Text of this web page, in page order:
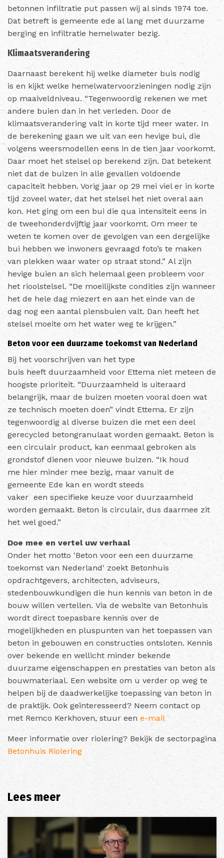
betonnen infiltratie put passen wij al sinds 1974 toe.
Dat betreft is gemeente ede al lang met duurzame
berging en infiltratie hemelwater bezig.
Klimaatsverandering
Daarnaast berekent hij welke diameter buis nodig
is en kijkt welke hemelwatervoorzieningen nodig zijn
op maaiveldniveau. “Tegenwoordig rekenen we met
andere buien dan in het verleden. Door de
klimaatsverandering valt in korte tijd meer water. In
de berekening gaan we uit van een hevige bui, die
volgens weersmodellen eens in de tien jaar voorkomt.
Daar moet het stelsel op berekend zijn. Dat betekent
niet dat de buizen in alle gevallen voldoende
capaciteit hebben. Vorig jaar op 29 mei viel er in korte
tijd zoveel water, dat het stelsel het niet overal aan
kon. Het ging om een bui die qua intensiteit eens in
de tweehonderdvijftig jaar voorkomt. Om meer te
weten te komen over de gevolgen van een dergelijke
bui hebben we inwoners gevraagd foto’s te maken
van plekken waar water op straat stond.” Al zijn
hevige buien an sich helemaal geen probleem voor
het rioolstelsel. “De moeilijkste condities zijn wanneer
het de hele dag miezert en aan het einde van de
dag nog een aantal plensbuien valt. Dan heeft het
stelsel moeite om het water weg te krijgen.”
Beton voor een duurzame toekomst van Nederland
Bij het voorschrijven van het type
buis heeft duurzaamheid voor Ettema niet meteen de
hoogste prioriteit. “Duurzaamheid is uiteraard
belangrijk, maar de buizen moeten vooral doen wat
ze technisch moeten doen” vindt Ettema. Er zijn
tegenwoordig al diverse buizen die met een deel
gerecycled betongranulaat worden gemaakt. Beton is
een circulair product, kan eenmaal gebroken als
grondstof dienen voor nieuwe buizen. “Ik houd
me hier minder mee bezig, maar vanuit de
gemeente Ede kan en wordt steeds
vaker een specifieke keuze voor duurzaamheid
worden gemaakt. Beton is circulair, dus daarmee zit
het wel goed.”
Doe mee en vertel uw verhaal
Onder het motto 'Beton voor een een duurzame
toekomst van Nederland' zoekt Betonhuis
opdrachtgevers, architecten, adviseurs,
stedenbouwkundigen die hun kennis van beton in de
bouw willen vertellen. Via de website van Betonhuis
wordt direct toepasbare kennis over de
mogelijkheden en pluspunten van het toepassen van
beton in gebouwen en constructies ontsloten. Kennis
over bekende en wellicht minder bekende
duurzame eigenschappen en prestaties van beton als
bouwmateriaal. Een website om u verder op weg te
helpen bij de daadwerkelijke toepassing van beton in
de praktijk. Ook geïnteresseerd? Neem contact op
met Remco Kerkhoven, stuur een e-mail
Meer informatie over riolering? Bekijk de sectorpagina
Betonhuis Riolering
Lees meer